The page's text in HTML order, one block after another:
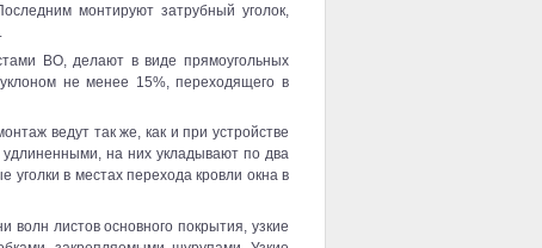
монтируют затрубный уголок,
ВО, делают в виде прямоугольных
не менее 15%, переходящего в
ведут так же, как и при устройстве
удлиненными, на них укладывают по два
уголки в местах перехода кровли окна в
волн листов основного покрытия, узкие